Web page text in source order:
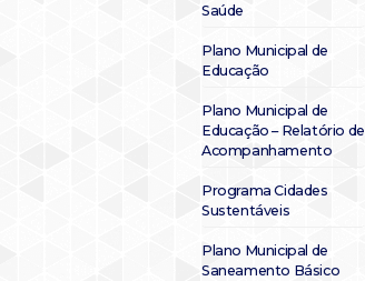
Saúde
Plano Municipal de
Educação
Plano Municipal de
Educação – Relatório de
Acompanhamento
Programa Cidades
Sustentáveis
Plano Municipal de
Saneamento Básico